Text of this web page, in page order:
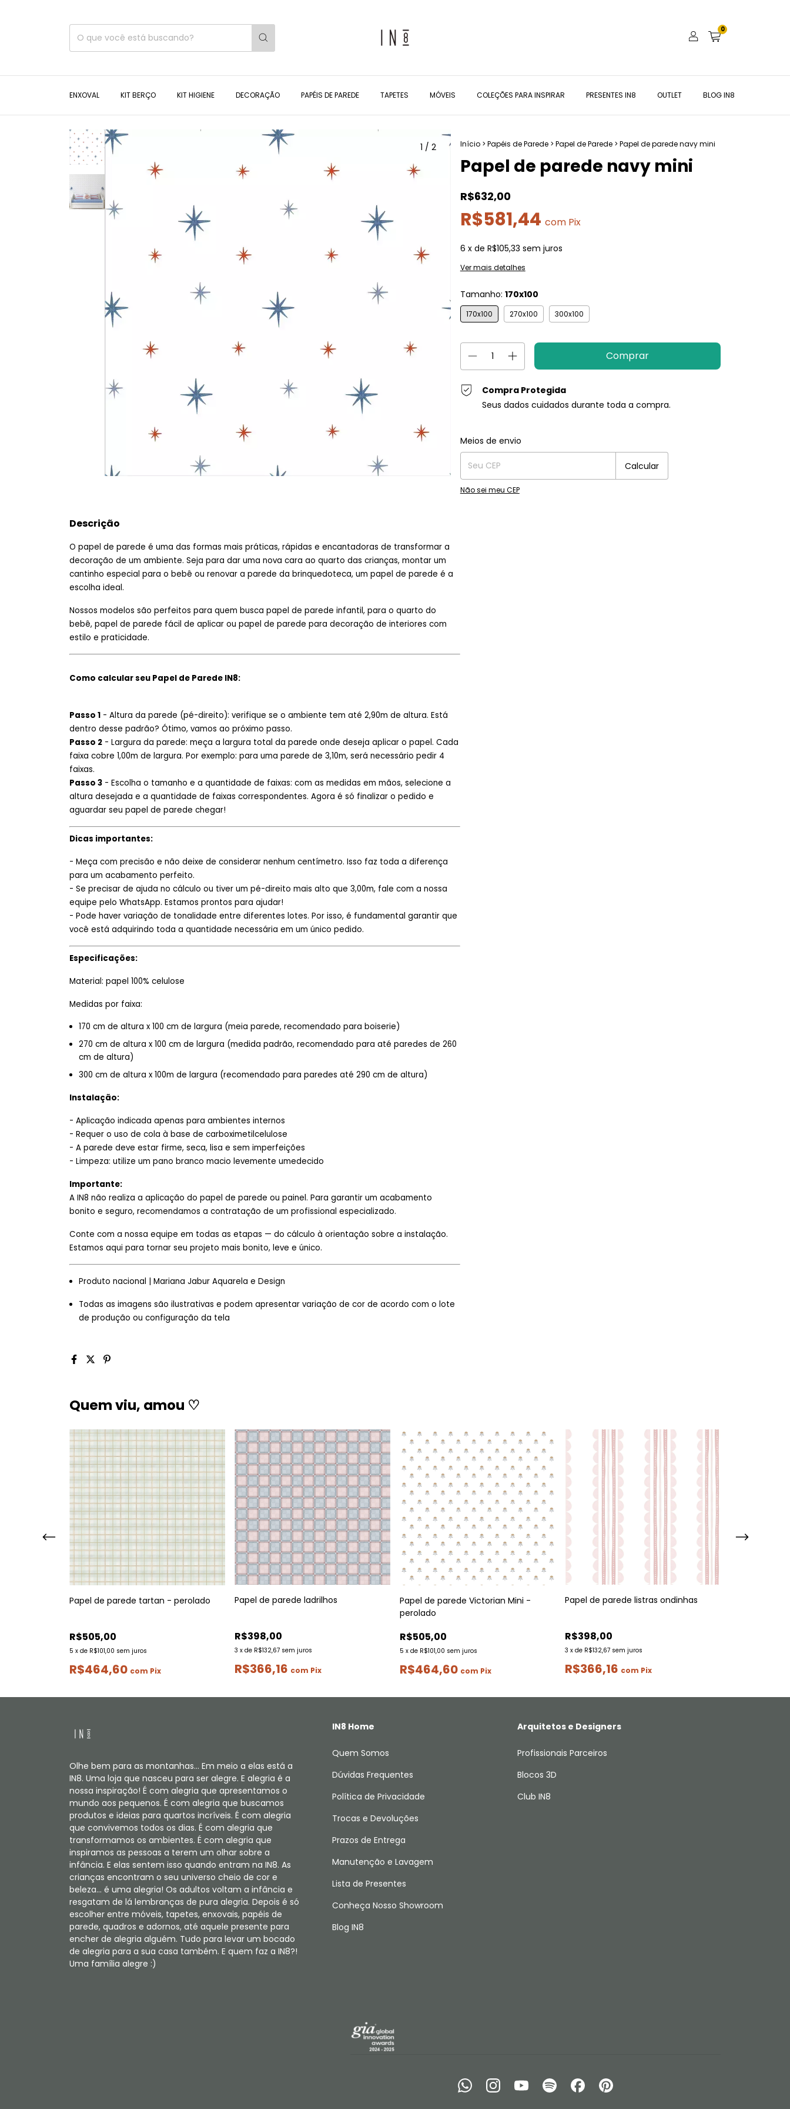
0
ENXOVAL KIT BERÇO KIT HIGIENE DECORAÇÃO PAPÉIS DE PAREDE TAPETES MÓVEIS COLEÇÕES PARA INSPIRAR PRESENTES IN8 OUTLET BLOG IN8
1 / 2 Início > Papéis de Parede > Papel de Parede > Papel de parede navy mini
Papel de parede navy mini
R$632,00
R$581,44 com Pix
6 x de R$105,33 sem juros
Ver mais detalhes
Tamanho: 170x100
170x100 270x100 300x100
Compra Protegida
Seus dados cuidados durante toda a compra.
Entregas para o CEP:
Meios de envio
Calcular
Não sei meu CEP
Descrição
O papel de parede é uma das formas mais práticas, rápidas e encantadoras de transformar a
decoração de um ambiente. Seja para dar uma nova cara ao quarto das crianças, montar um
cantinho especial para o bebê ou renovar a parede da brinquedoteca, um papel de parede é a
escolha ideal.
Nossos modelos são perfeitos para quem busca papel de parede infantil, para o quarto do
bebê, papel de parede fácil de aplicar ou papel de parede para decoração de interiores com
estilo e praticidade.
Como calcular seu Papel de Parede IN8:
Passo 1 - Altura da parede (pé-direito): verifique se o ambiente tem até 2,90m de altura. Está
dentro desse padrão? Ótimo, vamos ao próximo passo.
Passo 2 - Largura da parede: meça a largura total da parede onde deseja aplicar o papel. Cada
faixa cobre 1,00m de largura. Por exemplo: para uma parede de 3,10m, será necessário pedir 4
faixas.
Passo 3 - Escolha o tamanho e a quantidade de faixas: com as medidas em mãos, selecione a
altura desejada e a quantidade de faixas correspondentes. Agora é só finalizar o pedido e
aguardar seu papel de parede chegar!
Dicas importantes:
- Meça com precisão e não deixe de considerar nenhum centímetro. Isso faz toda a diferença
para um acabamento perfeito.
- Se precisar de ajuda no cálculo ou tiver um pé-direito mais alto que 3,00m, fale com a nossa
equipe pelo WhatsApp. Estamos prontos para ajudar!
- Pode haver variação de tonalidade entre diferentes lotes. Por isso, é fundamental garantir que
você está adquirindo toda a quantidade necessária em um único pedido.
Especificações:
Material: papel 100% celulose
Medidas por faixa:
170 cm de altura x 100 cm de largura (meia parede, recomendado para boiserie)
270 cm de altura x 100 cm de largura (medida padrão, recomendado para até paredes de 260
cm de altura)
300 cm de altura x 100m de largura (recomendado para paredes até 290 cm de altura)
Instalação:
- Aplicação indicada apenas para ambientes internos
- Requer o uso de cola à base de carboximetilcelulose
- A parede deve estar firme, seca, lisa e sem imperfeições
- Limpeza: utilize um pano branco macio levemente umedecido
Importante:
A IN8 não realiza a aplicação do papel de parede ou painel. Para garantir um acabamento
bonito e seguro, recomendamos a contratação de um profissional especializado.
Conte com a nossa equipe em todas as etapas — do cálculo à orientação sobre a instalação.
Estamos aqui para tornar seu projeto mais bonito, leve e único.
Produto nacional | Mariana Jabur Aquarela e Design
Todas as imagens são ilustrativas e podem apresentar variação de cor de acordo com o lote
de produção ou configuração da tela
Quem viu, amou ♡
Papel de parede tartan - perolado
R$505,00
5 x de R$101,00 sem juros
R$464,60 com Pix
Papel de parede ladrilhos
R$398,00
3 x de R$132,67 sem juros
R$366,16 com Pix
Papel de parede Victorian Mini -
perolado
R$505,00
5 x de R$101,00 sem juros
R$464,60 com Pix
Papel de parede listras ondinhas
R$398,00
3 x de R$132,67 sem juros
R$366,16 com Pix
Olhe bem para as montanhas... Em meio a elas está a
IN8. Uma loja que nasceu para ser alegre. E alegria é a
nossa inspiração! É com alegria que apresentamos o
mundo aos pequenos. É com alegria que buscamos
produtos e ideias para quartos incríveis. É com alegria
que convivemos todos os dias. É com alegria que
transformamos os ambientes. É com alegria que
inspiramos as pessoas a terem um olhar sobre a
infância. E elas sentem isso quando entram na IN8. As
crianças encontram o seu universo cheio de cor e
beleza... é uma alegria! Os adultos voltam a infância e
resgatam de lá lembranças de pura alegria. Depois é só
escolher entre móveis, tapetes, enxovais, papéis de
parede, quadros e adornos, até aquele presente para
encher de alegria alguém. Tudo para levar um bocado
de alegria para a sua casa também. E quem faz a IN8?!
Uma família alegre :)
IN8 Home
Quem Somos
Dúvidas Frequentes
Política de Privacidade
Trocas e Devoluções
Prazos de Entrega
Manutenção e Lavagem
Lista de Presentes
Conheça Nosso Showroom
Blog IN8
Arquitetos e Designers
Profissionais Parceiros
Blocos 3D
Club IN8